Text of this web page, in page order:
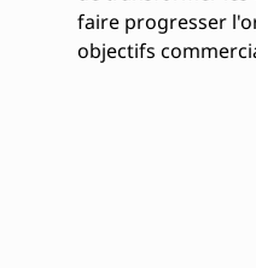
faire progresser
objectifs